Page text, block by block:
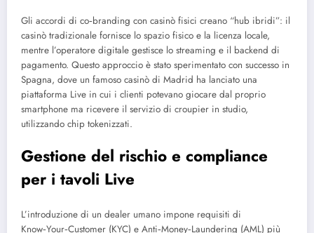
Gli accordi di co‑branding con casinò fisici creano “hub ibridi”: il
casinò tradizionale fornisce lo spazio fisico e la licenza locale,
mentre l’operatore digitale gestisce lo streaming e il backend di
pagamento. Questo approccio è stato sperimentato con successo in
Spagna, dove un famoso casinò di Madrid ha lanciato una
piattaforma Live in cui i clienti potevano giocare dal proprio
smartphone ma ricevere il servizio di croupier in studio,
utilizzando chip tokenizzati.
Gestione del rischio e compliance
per i tavoli Live
L’introduzione di un dealer umano impone requisiti di
Know‑Your‑Customer (KYC) e Anti‑Money‑Laundering (AML) più